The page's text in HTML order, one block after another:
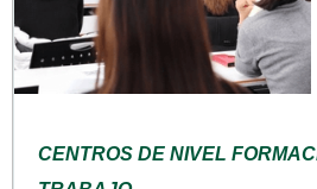
CENTROS DE NIVEL